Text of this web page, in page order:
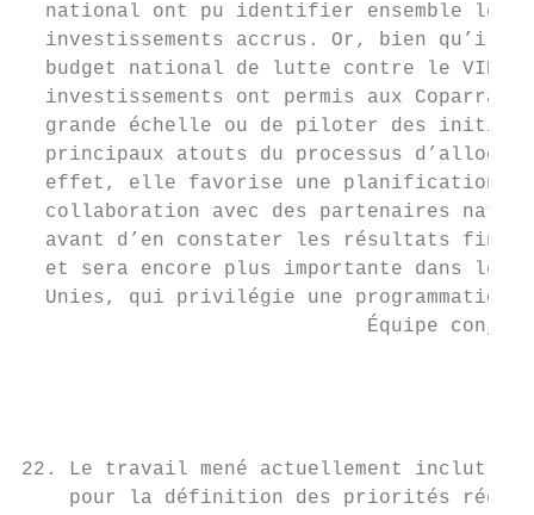
national ont pu identifier ensemble les
investissements accrus. Or, bien qu’ils
budget national de lutte contre le VIH
investissements ont permis aux
grande échelle ou de piloter des
principaux atouts du processus
effet, elle favorise une planification
collaboration avec des partenaires
avant d’en constater les résultats
et sera encore plus importante dans le
Unies, qui privilégie une programmation
Équipe
22. Le travail mené actuellement inclut le
pour la définition des priorités